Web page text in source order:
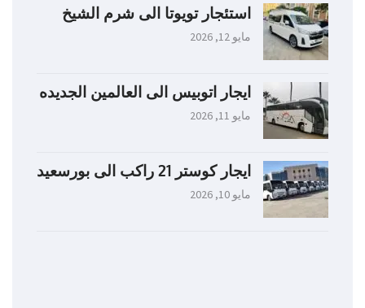
استئجار تويوتا الى شرم الشيخ
مايو 12, 2026
ايجار اتوبيس الى العالمين الجديده
مايو 11, 2026
ايجار كوستر 21 راكب الى بورسعيد
مايو 10, 2026